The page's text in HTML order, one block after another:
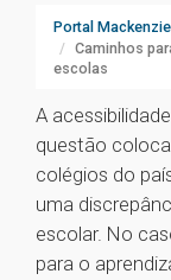
Portal Mackenzie
Caminhos
escolas
A
questão
colégios do
uma
escolar. No
para o